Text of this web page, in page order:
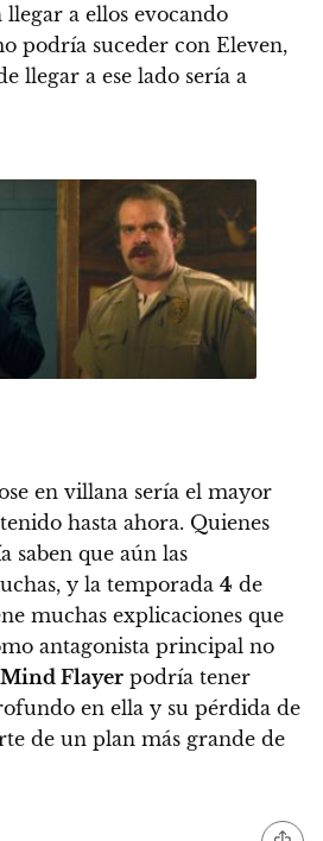
a ellos evocando
podría suceder con Eleven,
llegar a ese lado sería a
en villana sería el mayor
hasta ahora. Quienes
saben que aún las
y la temporada 4 de
muchas explicaciones que
antagonista principal no
Mind Flayer podría tener
en ella y su pérdida de
de un plan más grande de